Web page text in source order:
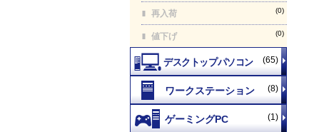
再入荷 (0)
値下げ (0)
(65)
(8)
(1)